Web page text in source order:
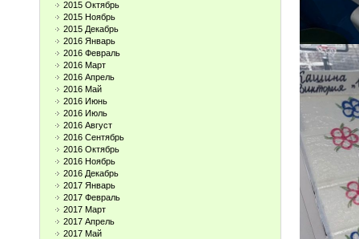
2015 Октябрь
2015 Ноябрь
2015 Декабрь
2016 Январь
2016 Февраль
2016 Март
2016 Апрель
2016 Май
2016 Июнь
2016 Июль
2016 Август
2016 Сентябрь
2016 Октябрь
2016 Ноябрь
2016 Декабрь
2017 Январь
2017 Февраль
2017 Март
2017 Апрель
2017 Май